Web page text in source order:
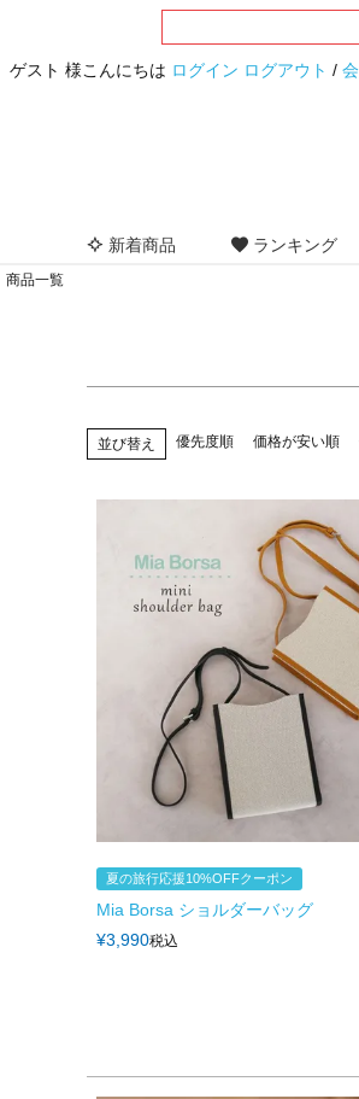
ゲスト 様こんにちは ログイン ログアウト /
新着商品 ランキング
商品一覧
サイズ
指定なし
S(7号)
並び替え 優先度順 価格が安い順
夏の旅行応援10%OFFクーポン
Mia Borsa ショルダーバッグ
¥3,990税込